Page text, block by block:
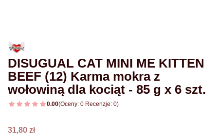
DISUGUAL CAT MINI ME KITTEN
BEEF (12) Karma mokra z
wołowiną dla kociąt - 85 g x 6 szt.
0.00(Oceny: 0 Recenzje: 0)
Cena
31,80 zł